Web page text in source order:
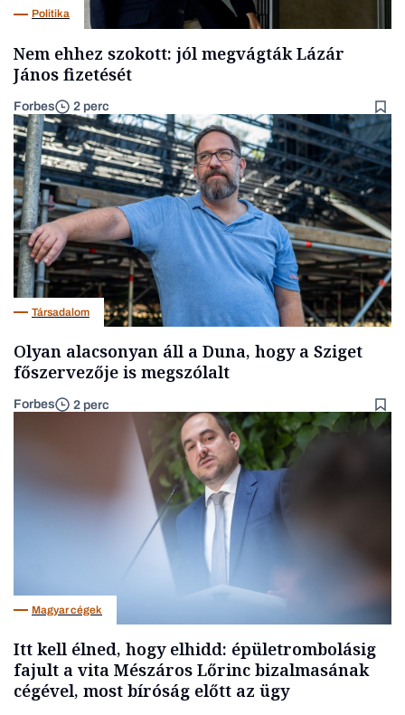
Politika
Nem ehhez szokott: jól megvágták Lázár
János fizetését
Forbes 2 perc
Társadalom
Olyan alacsonyan áll a Duna, hogy a Sziget
főszervezője is megszólalt
Forbes 2 perc
Magyar cégek
Itt kell élned, hogy elhidd: épületrombolásig
fajult a vita Mészáros Lőrinc bizalmasának
cégével, most bíróság előtt az ügy